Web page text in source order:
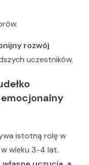
rozwój
uczestników.
istotną rolę w
wieku 3-4 lat.